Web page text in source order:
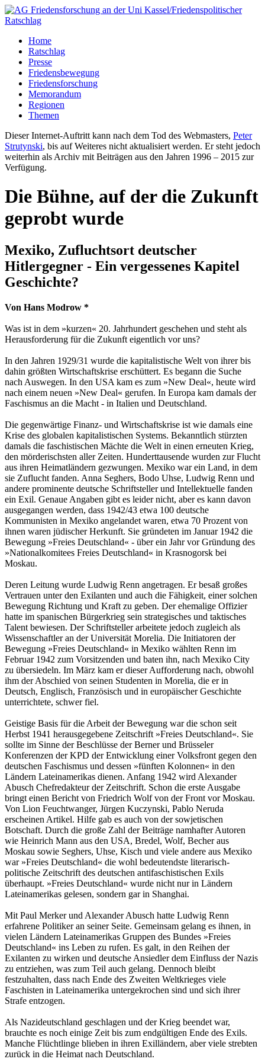
Home
Ratschlag
Presse
Friedensbewegung
Friedensforschung
Memorandum
Regionen
Themen
Dieser Internet-Auftritt kann nach dem Tod des Webmasters, Peter
Strutynski, bis auf Weiteres nicht aktualisiert werden. Er steht jedoch
weiterhin als Archiv mit Beiträgen aus den Jahren 1996 – 2015 zur
Verfügung.
Die Bühne, auf der die Zukunft
geprobt wurde
Mexiko, Zufluchtsort deutscher
Hitlergegner - Ein vergessenes Kapitel
Geschichte?
Von Hans Modrow *
Was ist in dem »kurzen« 20. Jahrhundert geschehen und steht als
Herausforderung für die Zukunft eigentlich vor uns?
In den Jahren 1929/31 wurde die kapitalistische Welt von ihrer bis
dahin größten Wirtschaftskrise erschüttert. Es begann die Suche
nach Auswegen. In den USA kam es zum »New Deal«, heute wird
nach einem neuen »New Deal« gerufen. In Europa kam damals der
Faschismus an die Macht - in Italien und Deutschland.
Die gegenwärtige Finanz- und Wirtschaftskrise ist wie damals eine
Krise des globalen kapitalistischen Systems. Bekanntlich stürzten
damals die faschistischen Mächte die Welt in einen erneuten Krieg,
den mörderischsten aller Zeiten. Hunderttausende wurden zur Flucht
aus ihren Heimatländern gezwungen. Mexiko war ein Land, in dem
sie Zuflucht fanden. Anna Seghers, Bodo Uhse, Ludwig Renn und
andere prominente deutsche Schriftsteller und Intellektuelle fanden
ein Exil. Genaue Angaben gibt es leider nicht, aber es kann davon
ausgegangen werden, dass 1942/43 etwa 100 deutsche
Kommunisten in Mexiko angelandet waren, etwa 70 Prozent von
ihnen waren jüdischer Herkunft. Sie gründeten im Januar 1942 die
Bewegung »Freies Deutschland« - über ein Jahr vor Gründung des
»Nationalkomitees Freies Deutschland« in Krasnogorsk bei
Moskau.
Deren Leitung wurde Ludwig Renn angetragen. Er besaß großes
Vertrauen unter den Exilanten und auch die Fähigkeit, einer solchen
Bewegung Richtung und Kraft zu geben. Der ehemalige Offizier
hatte im spanischen Bürgerkrieg sein strategisches und taktisches
Talent bewiesen. Der Schriftsteller arbeitete jedoch zugleich als
Wissenschaftler an der Universität Morelia. Die Initiatoren der
Bewegung »Freies Deutschland« in Mexiko wählten Renn im
Februar 1942 zum Vorsitzenden und baten ihn, nach Mexiko City
zu übersiedeln. Im März kam er dieser Aufforderung nach, obwohl
ihm der Abschied von seinen Studenten in Morelia, die er in
Deutsch, Englisch, Französisch und in europäischer Geschichte
unterrichtete, schwer fiel.
Geistige Basis für die Arbeit der Bewegung war die schon seit
Herbst 1941 herausgegebene Zeitschrift »Freies Deutschland«. Sie
sollte im Sinne der Beschlüsse der Berner und Brüsseler
Konferenzen der KPD der Entwicklung einer Volksfront gegen den
deutschen Faschismus und dessen »fünften Kolonnen« in den
Ländern Lateinamerikas dienen. Anfang 1942 wird Alexander
Abusch Chefredakteur der Zeitschrift. Schon die erste Ausgabe
bringt einen Bericht von Friedrich Wolf von der Front vor Moskau.
Von Lion Feuchtwanger, Jürgen Kuczynski, Pablo Neruda
erscheinen Artikel. Hilfe gab es auch von der sowjetischen
Botschaft. Durch die große Zahl der Beiträge namhafter Autoren
wie Heinrich Mann aus den USA, Bredel, Wolf, Becher aus
Moskau sowie Seghers, Uhse, Kisch und viele andere aus Mexiko
war »Freies Deutschland« die wohl bedeutendste literarisch-
politische Zeitschrift des deutschen antifaschistischen Exils
überhaupt. »Freies Deutschland« wurde nicht nur in Ländern
Lateinamerikas gelesen, sondern gar in Shanghai.
Mit Paul Merker und Alexander Abusch hatte Ludwig Renn
erfahrene Politiker an seiner Seite. Gemeinsam gelang es ihnen, in
vielen Ländern Lateinamerikas Gruppen des Bundes »Freies
Deutschland« ins Leben zu rufen. Es galt, in den Reihen der
Exilanten zu wirken und deutsche Ansiedler dem Einfluss der Nazis
zu entziehen, was zum Teil auch gelang. Dennoch bleibt
festzuhalten, dass nach Ende des Zweiten Weltkrieges viele
Faschisten in Lateinamerika untergekrochen sind und sich ihrer
Strafe entzogen.
Als Nazideutschland geschlagen und der Krieg beendet war,
brauchte es noch einige Zeit bis zum endgültigen Ende des Exils.
Manche Flüchtlinge blieben in ihren Exilländern, aber viele strebten
zurück in die Heimat nach Deutschland.